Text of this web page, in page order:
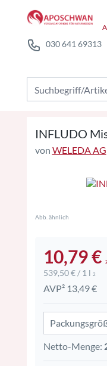
030 641 69313
INFLUDO
von WELEDA AG
Abb. ähnlich
10,79 €
539,50 € / 1 l 2
AVP² 13,49 €
Netto-Menge: